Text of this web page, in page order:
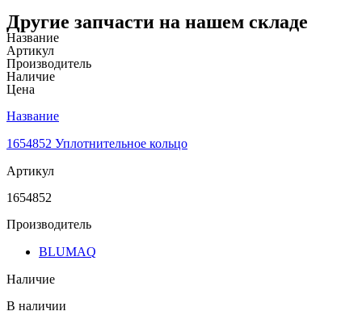
Другие запчасти на нашем складе
Название
Артикул
Производитель
Наличие
Цена
Название
1654852 Уплотнительное кольцо
Артикул
1654852
Производитель
BLUMAQ
Наличие
В наличии